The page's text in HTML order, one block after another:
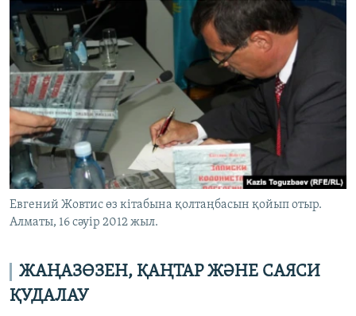
Евгений Жовтис өз кітабына қолтаңбасын қойып отыр.
Алматы, 16 сәуір 2012 жыл.
ЖАҢАЗӨЗЕН, ҚАҢТАР ЖӘНЕ САЯСИ
ҚУДАЛАУ